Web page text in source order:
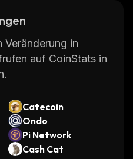
in
auf CoinStats in
Catecoin
Ondo
Pi Network
Cash Cat